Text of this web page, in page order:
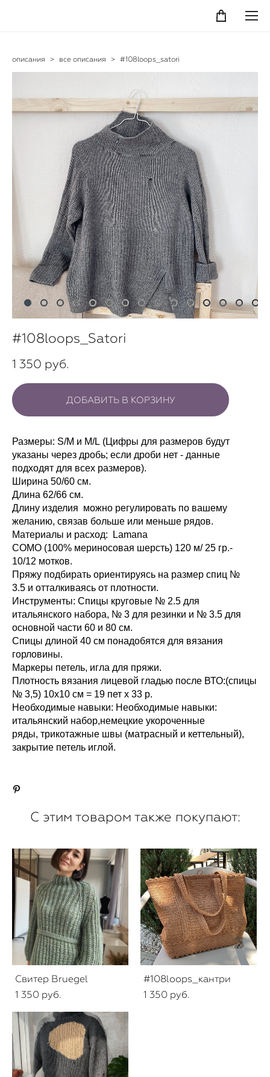
описания > все описания > #108loops_satori
#108loops_Satori
1 350 pуб.
ДОБАВИТЬ В КОРЗИНУ
Размеры: S/M и M/L (Цифры для размеров будут
указаны через дробь; если дроби нет - данные
подходят для всех размеров).
Ширина 50/60 см.
Длина 62/66 см.
Длину изделия можно регулировать по вашему
желанию, связав больше или меньше рядов.
Материалы и расход: Lamana
COMO (100% мериносовая шерсть) 120 м/ 25 гр.-
10/12 мотков.
Пряжу подбирать ориентируясь на размер спиц №
3.5 и отталкиваясь от плотности.
Инструменты: Спицы круговые № 2.5 для
итальянского набора, № 3 для резинки и № 3.5 для
основной части 60 и 80 см.
Спицы длиной 40 см понадобятся для вязания
горловины.
Маркеры петель, игла для пряжи.
Плотность вязания лицевой гладью после ВТО:(спицы
№ 3,5) 10х10 см = 19 пет х 33 р.
Необходимые навыки: Необходимые навыки:
итальянский набор,немецкие укороченные
ряды, трикотажные швы (матрасный и кеттельный),
закрытие петель иглой.
С этим товаром также покупают:
Свитер Bruegel
1 350 pуб.
#108loops_кантри
1 350 pуб.